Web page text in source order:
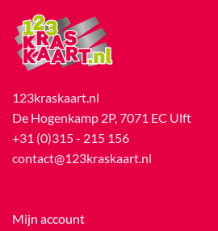
123kraskaart.nl
De Hogenkamp 2P, 7071 EC Ulft
+31 (0)315 - 215 156
contact@123kraskaart.nl
Mijn account